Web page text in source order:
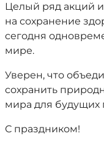
Целый ряд акций
на сохранение
сегодня
мире.
Уверен, что
сохранить
мира для будущих
С праздником!